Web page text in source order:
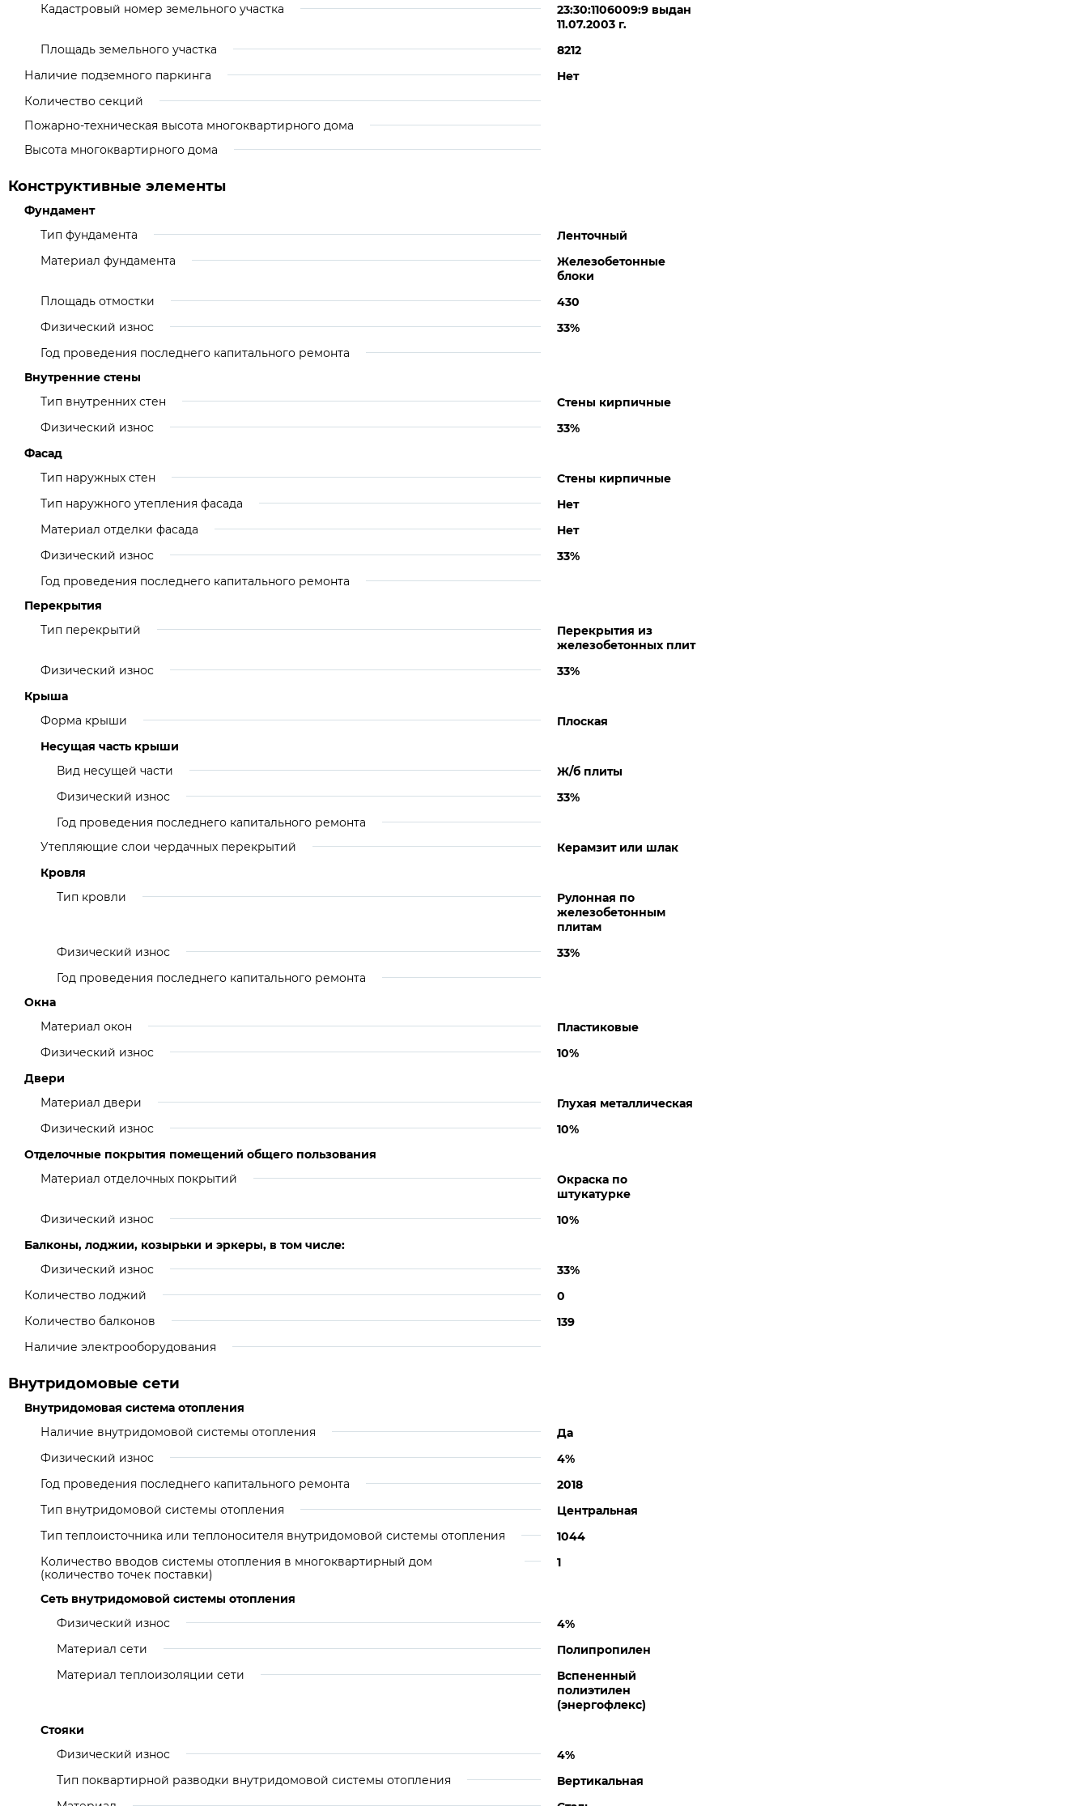
Кадастровый номер земельного участка
23:30:1106009:9 выдан
11.07.2003 г.
Площадь земельного участка
8212
Наличие подземного паркинга
Нет
Количество секций
Пожарно-техническая высота многоквартирного дома
Высота многоквартирного дома
Конструктивные элементы
Фундамент
Тип фундамента
Ленточный
Материал фундамента
Железобетонные
блоки
Площадь отмостки
430
Физический износ
33%
Год проведения последнего капитального ремонта
Внутренние стены
Тип внутренних стен
Стены кирпичные
Физический износ
33%
Фасад
Тип наружных стен
Стены кирпичные
Тип наружного утепления фасада
Нет
Материал отделки фасада
Нет
Физический износ
33%
Год проведения последнего капитального ремонта
Перекрытия
Тип перекрытий
Перекрытия из
железобетонных плит
Физический износ
33%
Крыша
Форма крыши
Плоская
Несущая часть крыши
Вид несущей части
Ж/б плиты
Физический износ
33%
Год проведения последнего капитального ремонта
Утепляющие слои чердачных перекрытий
Керамзит или шлак
Кровля
Тип кровли
Рулонная по
железобетонным
плитам
Физический износ
33%
Год проведения последнего капитального ремонта
Окна
Материал окон
Пластиковые
Физический износ
10%
Двери
Материал двери
Глухая металлическая
Физический износ
10%
Отделочные покрытия помещений общего пользования
Материал отделочных покрытий
Окраска по
штукатурке
Физический износ
10%
Балконы, лоджии, козырьки и эркеры, в том числе:
Физический износ
33%
Количество лоджий
0
Количество балконов
139
Наличие электрооборудования
Внутридомовые сети
Внутридомовая система отопления
Наличие внутридомовой системы отопления
Да
Физический износ
4%
Год проведения последнего капитального ремонта
2018
Тип внутридомовой системы отопления
Центральная
Тип теплоисточника или теплоносителя внутридомовой системы отопления
1044
Количество вводов системы отопления в многоквартирный дом
(количество точек поставки)
1
Сеть внутридомовой системы отопления
Физический износ
4%
Материал сети
Полипропилен
Материал теплоизоляции сети
Вспененный
полиэтилен
(энергофлекс)
Стояки
Физический износ
4%
Тип поквартирной разводки внутридомовой системы отопления
Вертикальная